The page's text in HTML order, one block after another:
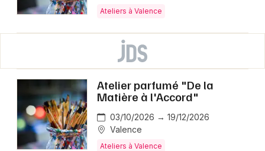
Ateliers à Valence
Atelier parfumé "De la
Matière à l'Accord"
03/10/2026 → 19/12/2026
Valence
Ateliers à Valence